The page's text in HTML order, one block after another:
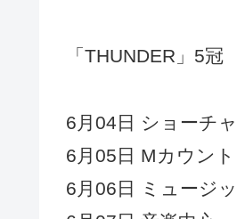
「THUNDER」5冠
6月04日 ショーチ
6月05日 Mカウン
6月06日 ミュージ